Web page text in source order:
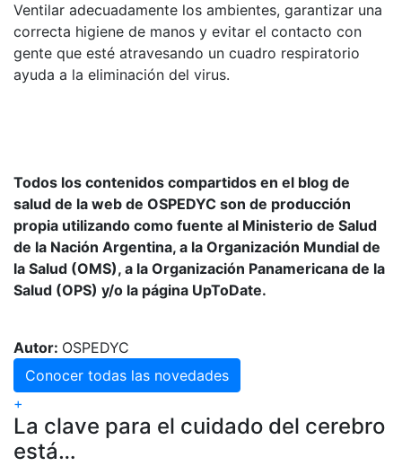
Ventilar adecuadamente los ambientes, garantizar una
correcta higiene de manos y evitar el contacto con
gente que esté atravesando un cuadro respiratorio
ayuda a la eliminación del virus.
Todos los contenidos compartidos en el blog de
salud de la web de OSPEDYC son de producción
propia utilizando como fuente al Ministerio de Salud
de la Nación Argentina, a la Organización Mundial de
la Salud (OMS), a la Organización Panamericana de la
Salud (OPS) y/o la página UpToDate.
Autor: OSPEDYC
Conocer todas las novedades
+
La clave para el cuidado del cerebro
está…